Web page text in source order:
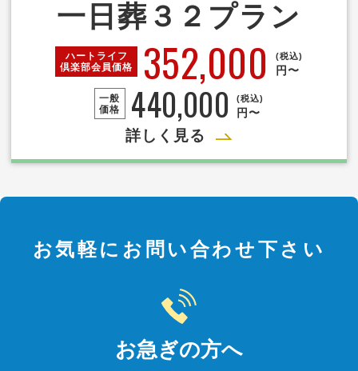
一日葬３２プラン
ハートライフ
倶楽部会員価格 352,000 (税込)
円〜
一般
価格
440,000 (税込)
円〜
詳しく見る
お気軽にお問い合わせ下さい
お急ぎの方へ